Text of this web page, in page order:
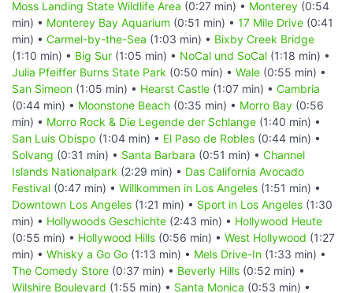
Moss Landing State Wildlife Area (0:27 min) • Monterey (0:54
min) • Monterey Bay Aquarium (0:51 min) • 17 Mile Drive (0:41
min) • Carmel-by-the-Sea (1:03 min) • Bixby Creek Bridge
(1:10 min) • Big Sur (1:05 min) • NoCal und SoCal (1:18 min) •
Julia Pfeiffer Burns State Park (0:50 min) • Wale (0:55 min) •
San Simeon (1:05 min) • Hearst Castle (1:07 min) • Cambria
(0:44 min) • Moonstone Beach (0:35 min) • Morro Bay (0:56
min) • Morro Rock & Die Legende der Schlange (1:40 min) •
San Luis Obispo (1:04 min) • El Paso de Robles (0:44 min) •
Solvang (0:31 min) • Santa Barbara (0:51 min) • Channel
Islands Nationalpark (2:29 min) • Das California Avocado
Festival (0:47 min) • Willkommen in Los Angeles (1:51 min) •
Downtown Los Angeles (1:21 min) • Sport in Los Angeles (1:30
min) • Hollywoods Geschichte (2:43 min) • Hollywood Heute
(0:55 min) • Hollywood Hills (0:56 min) • West Hollywood (1:27
min) • Whisky a Go Go (1:13 min) • Mels Drive-In (1:33 min) •
The Comedy Store (0:37 min) • Beverly Hills (0:52 min) •
Wilshire Boulevard (1:55 min) • Santa Monica (0:53 min) •